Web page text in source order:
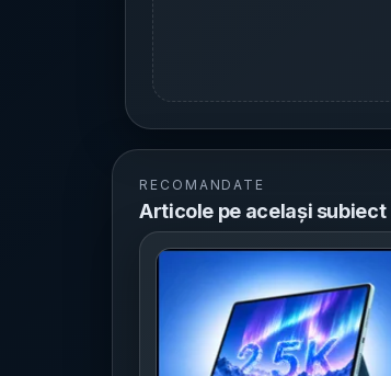
RECOMANDATE
Articole pe același subiect